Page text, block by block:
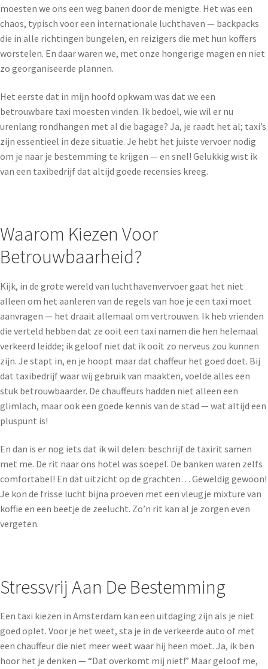
moesten we ons een weg banen door de menigte. Het was een
chaos, typisch voor een internationale luchthaven — backpacks
die in alle richtingen bungelen, en reizigers die met hun koffers
worstelen. En daar waren we, met onze hongerige magen en niet
zo georganiseerde plannen.
Het eerste dat in mijn hoofd opkwam was dat we een
betrouwbare taxi moesten vinden. Ik bedoel, wie wil er nu
urenlang rondhangen met al die bagage? Ja, je raadt het al; taxi’s
zijn essentieel in deze situatie. Je hebt het juiste vervoer nodig
om je naar je bestemming te krijgen — en snel! Gelukkig wist ik
van een taxibedrijf dat altijd goede recensies kreeg.
Waarom Kiezen Voor
Betrouwbaarheid?
Kijk, in de grote wereld van luchthavenvervoer gaat het niet
alleen om het aanleren van de regels van hoe je een taxi moet
aanvragen — het draait allemaal om vertrouwen. Ik heb vrienden
die verteld hebben dat ze ooit een taxi namen die hen helemaal
verkeerd leidde; ik geloof niet dat ik ooit zo nerveus zou kunnen
zijn. Je stapt in, en je hoopt maar dat chaffeur het goed doet. Bij
dat taxibedrijf waar wij gebruik van maakten, voelde alles een
stuk betrouwbaarder. De chauffeurs hadden niet alleen een
glimlach, maar ook een goede kennis van de stad — wat altijd een
pluspunt is!
En dan is er nog iets dat ik wil delen: beschrijf de taxirit samen
met me. De rit naar ons hotel was soepel. De banken waren zelfs
comfortabel! En dat uitzicht op de grachten… Geweldig gewoon!
Je kon de frisse lucht bijna proeven met een vleugje mixture van
koffie en een beetje de zeelucht. Zo’n rit kan al je zorgen even
vergeten.
Stressvrij Aan De Bestemming
Een taxi kiezen in Amsterdam kan een uitdaging zijn als je niet
goed oplet. Voor je het weet, sta je in de verkeerde auto of met
een chauffeur die niet meer weet waar hij heen moet. Ja, ik ben
hoor het je denken — “Dat overkomt mij niet!” Maar geloof me,